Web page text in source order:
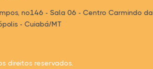
nº146 - Sala 06 - Centro Carmindo da
- Cuiabá/MT
direitos reservados.